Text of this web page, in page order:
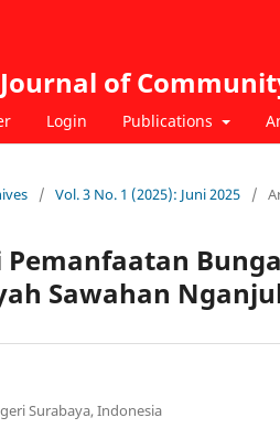
of
Login Publications
/ Vol. 3 No. 1 (2025): Juni 2025 /
Pemanfaatan
Sawahan
Surabaya, Indonesia